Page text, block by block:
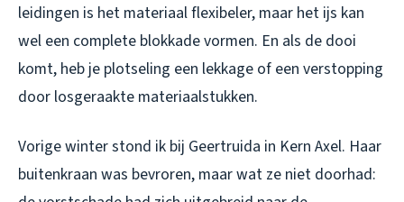
leidingen is het materiaal flexibeler, maar het ijs kan
wel een complete blokkade vormen. En als de dooi
komt, heb je plotseling een lekkage of een verstopping
door losgeraakte materiaalstukken.
Vorige winter stond ik bij Geertruida in Kern Axel. Haar
buitenkraan was bevroren, maar wat ze niet doorhad: